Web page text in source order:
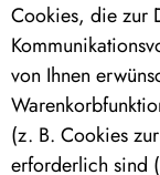
Cookies, die zur
von Ihnen
(z. B. Cookies
erforderlich sind